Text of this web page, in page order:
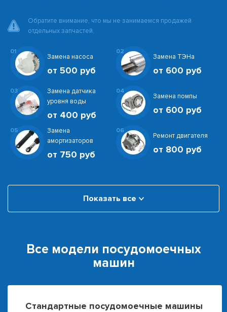
Обратите внимание, что мы не занимаемся продажей
отдельных запчастей.
01
Замена насоса
от 500 руб
02
Замена ТЭНа
от 600 руб
03
Замена датчика
уровня воды
от 400 руб
04
Замена помпы
от 600 руб
05
Замена
амортизаторов
от 750 руб
06
Ремонт двигателя
от 800 руб
Показать все
Все модели посудомоечных
машин
Стандартные посудомоечные машины